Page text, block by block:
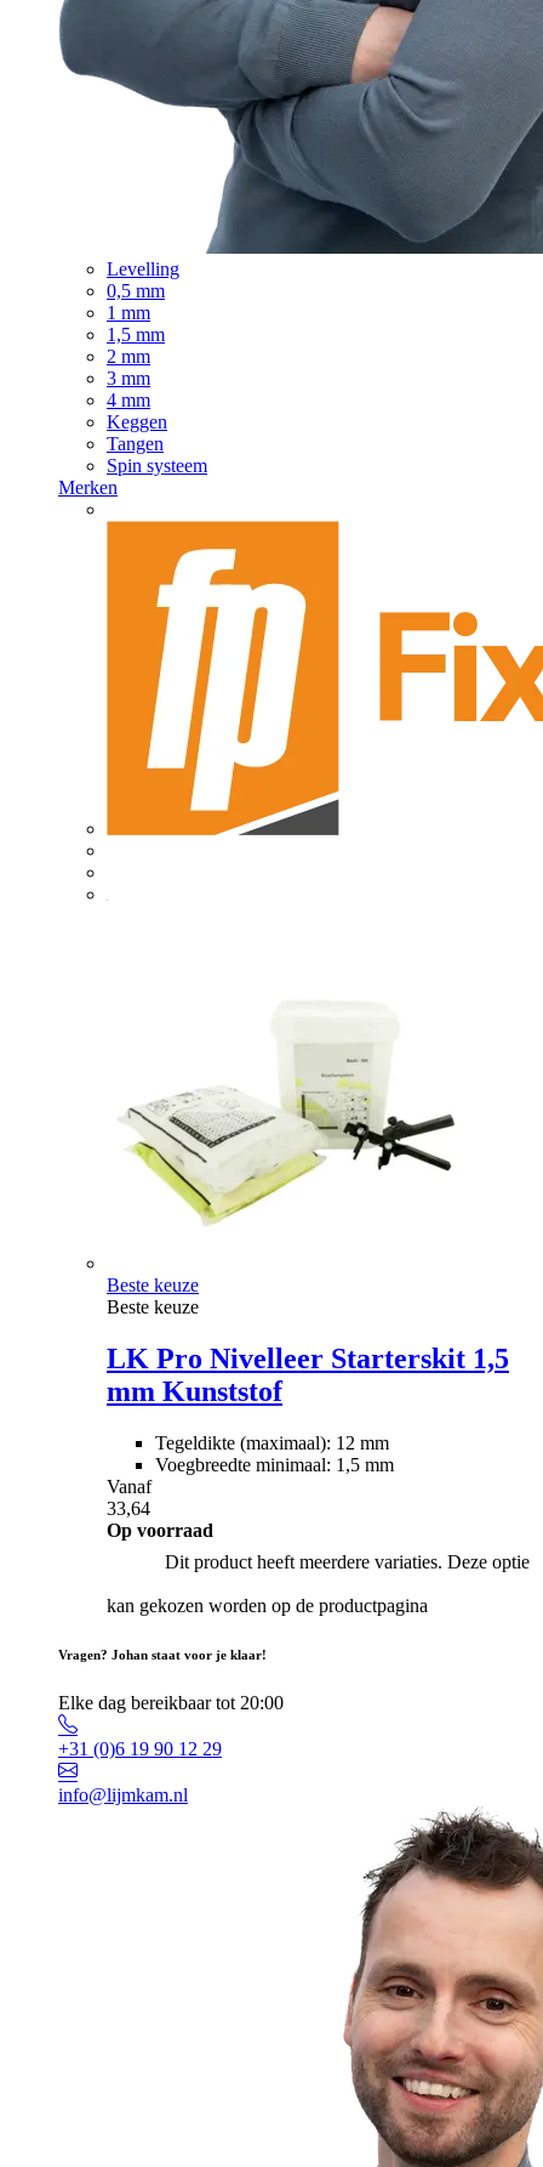
Levelling
0,5 mm
1 mm
1,5 mm
2 mm
3 mm
4 mm
Keggen
Tangen
Spin systeem
Merken
Beste keuze
Beste keuze
LK Pro Nivelleer Starterskit 1,5
mm Kunststof
Tegeldikte (maximaal): 12 mm
Voegbreedte minimaal: 1,5 mm
Vanaf
33,64
Op voorraad
Dit product heeft meerdere variaties. Deze optie
kan gekozen worden op de productpagina
Vragen? Johan staat voor je klaar!
Elke dag bereikbaar tot 20:00
+31 (0)6 19 90 12 29
info@lijmkam.nl